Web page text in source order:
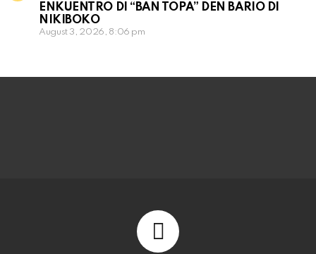
ENKUENTRO DI “BAN TOPA” DEN BARIO DI
NIKIBOKO
August 3, 2026, 8:06 pm